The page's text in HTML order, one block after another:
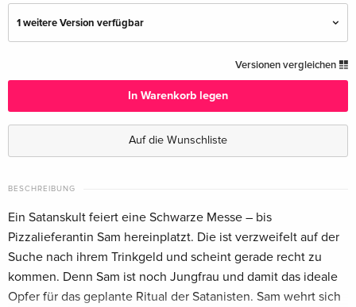
1 weitere Version verfügbar
CHF 13.50
Standard Edition
CHF 18.50
Versionen vergleichen
In Warenkorb legen
Auf die Wunschliste
BESCHREIBUNG
Ein Satanskult feiert eine Schwarze Messe – bis
Pizzalieferantin Sam hereinplatzt. Die ist verzweifelt auf der
Suche nach ihrem Trinkgeld und scheint gerade recht zu
kommen. Denn Sam ist noch Jungfrau und damit das ideale
Opfer für das geplante Ritual der Satanisten. Sam wehrt sich